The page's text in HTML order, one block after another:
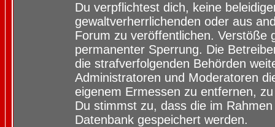
Du verpflichtest dich, keine
gewaltverherrlichenden oder aus
Forum zu veröffentlichen. Verstöße
permanenter Sperrung. Die
die strafverfolgenden Behörden
Administratoren und Moderatoren
eigenem Ermessen zu entfernen,
Du stimmst zu, dass die im
Datenbank gespeichert werden.